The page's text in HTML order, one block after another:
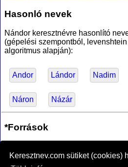
Keresztnev.com sütiket (cookies)
Gallas Nándor , grafikus, néhol Gallasz
bánsági születésű szobrász, grafikus
növényélettan, növényszervezettan, algológia
Gion Nándor, író, 1941–2002 vajdasági
Guncser Nándor, grafikus, 1886–1963 grafikus,
Herczeg Nándor
, festő, 1970
Hérics Nándor
, grafikus, 1956–
Katona Nándor
, festő, 1864–1932
Lutter Nándor
, matematikus
Oláh Nándor, fotográfus, 1955
Schmidt Nándor
tervezőgrafikus, festő
Sztankó Nándor, csillagász
Hasonló nevek
Nándor keresztnévre hasonlító
(gépelési szempontból, levenshtein
algoritmus alapján):
Andor Lándor Nadim
Náron Názár
*Források
Az MTA Nyelvtudományi
bejegyzésre alkalmasnak
jegyzéke